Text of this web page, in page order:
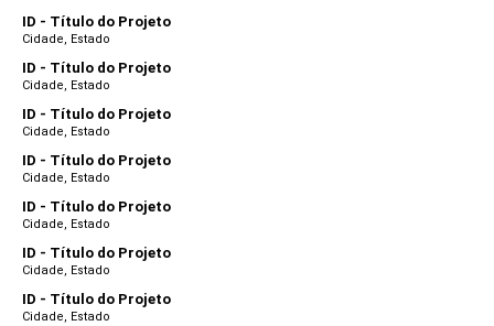
ID - Título do Projeto
Cidade, Estado
ID - Título do Projeto
Cidade, Estado
ID - Título do Projeto
Cidade, Estado
ID - Título do Projeto
Cidade, Estado
ID - Título do Projeto
Cidade, Estado
ID - Título do Projeto
Cidade, Estado
ID - Título do Projeto
Cidade, Estado